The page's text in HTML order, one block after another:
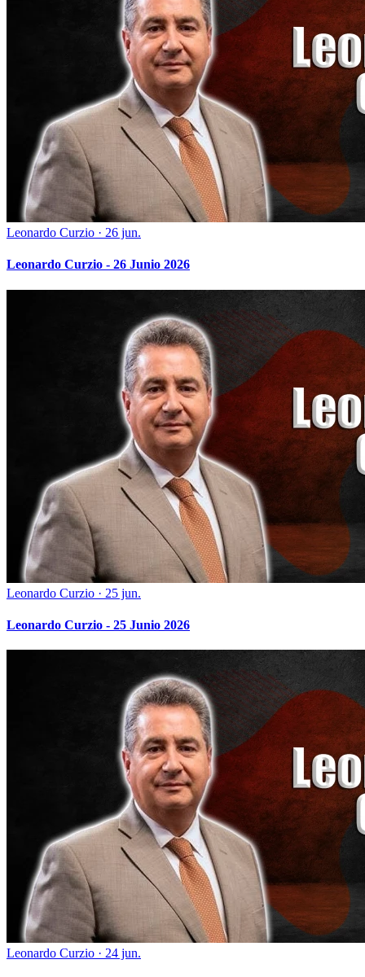
Leonardo Curzio · 26 jun.
Leonardo Curzio - 26 Junio 2026
Leonardo Curzio · 25 jun.
Leonardo Curzio - 25 Junio 2026
Leonardo Curzio · 24 jun.